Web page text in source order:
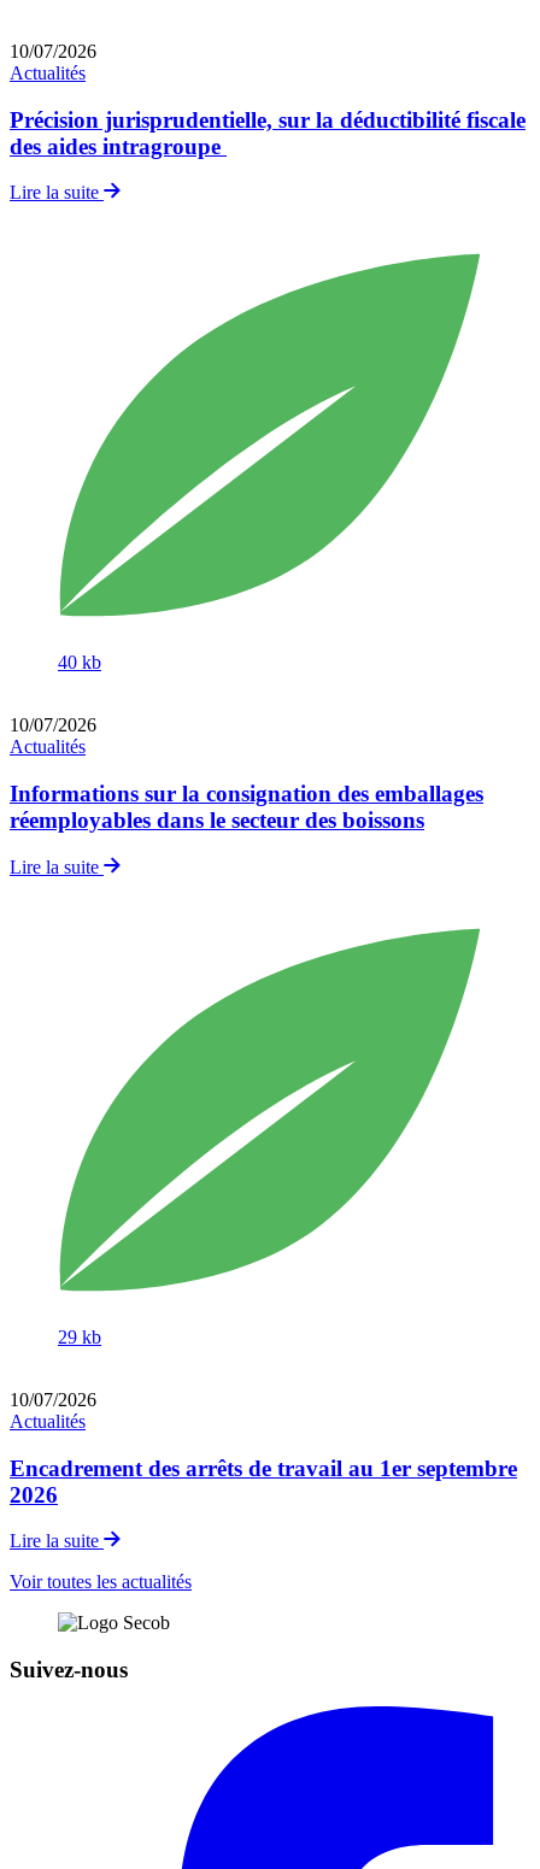
10/07/2026
Actualités
Précision jurisprudentielle, sur la déductibilité fiscale
des aides intragroupe
Lire la suite
40 kb
10/07/2026
Actualités
Informations sur la consignation des emballages
réemployables dans le secteur des boissons
Lire la suite
29 kb
10/07/2026
Actualités
Encadrement des arrêts de travail au 1er septembre
2026
Lire la suite
Voir toutes les actualités
Suivez-nous